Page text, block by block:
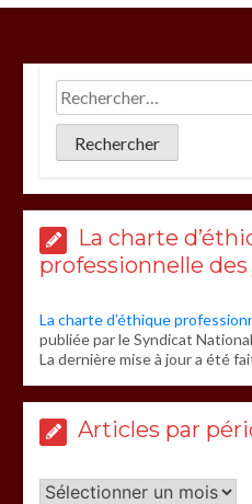
La charte
professionnelle
La charte d’éthique
publiée par le Syndicat
La dernière mise à jour a été
Articles par
Articles